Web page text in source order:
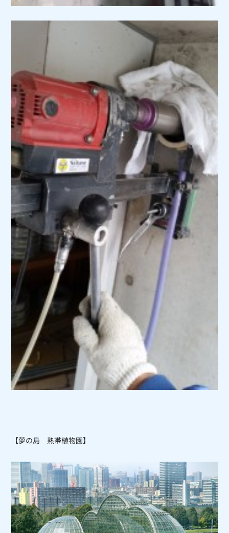
【夢の島 熱帯植物園】